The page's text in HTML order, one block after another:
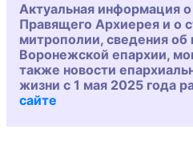
Актуальная информация
Правящего Архиерея и о
митрополии, сведения об
Воронежской епархии,
также новости
жизни с 1 мая 2025 года
сайте